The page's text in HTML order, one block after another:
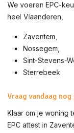
We voeren EPC-
heel Vlaanderen,
Zaventem,
Nossegem,
Sint-Stevens-
Sterrebeek
Vraag vandaag
Klaar om je woning
EPC attest in